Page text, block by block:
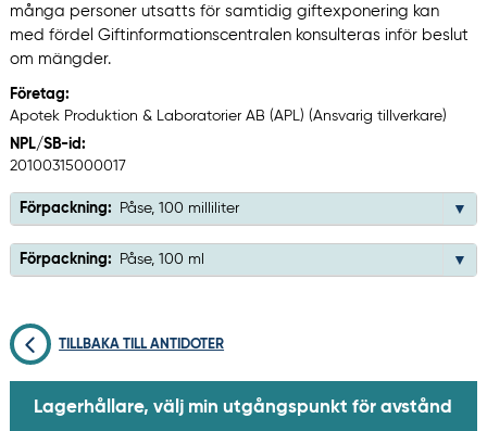
många personer utsatts för samtidig giftexponering kan
med fördel Giftinformationscentralen konsulteras inför beslut
om mängder.
Företag:
Apotek Produktion & Laboratorier AB (APL) (Ansvarig tillverkare)
NPL/SB-id:
20100315000017
Förpackning: Påse, 100 milliliter
Förpackning: Påse, 100 ml
TILLBAKA TILL ANTIDOTER
Lagerhållare, välj min utgångspunkt för avstånd